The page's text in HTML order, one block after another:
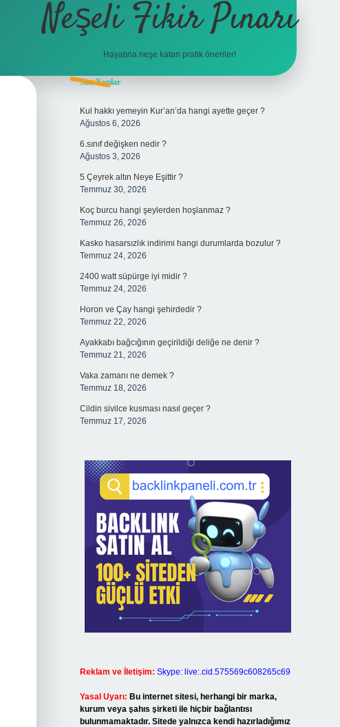
Neşeli Fikir Pınarı
Hayatına neşe katan pratik öneriler!
Sidebar
Son Yazılar
Kul hakkı yemeyin Kur’an’da hangi ayette geçer ?
Ağustos 6, 2026
6.sınıf değişken nedir ?
Ağustos 3, 2026
5 Çeyrek altın Neye Eşittir ?
Temmuz 30, 2026
Koç burcu hangi şeylerden hoşlanmaz ?
Temmuz 26, 2026
Kasko hasarsızlık indirimi hangi durumlarda bozulur ?
Temmuz 24, 2026
2400 watt süpürge iyi midir ?
Temmuz 24, 2026
Horon ve Çay hangi şehirdedir ?
Temmuz 22, 2026
Ayakkabı bağcığının geçirildiği deliğe ne denir ?
Temmuz 21, 2026
Vaka zamanı ne demek ?
Temmuz 18, 2026
Cildin sivilce kusması nasıl geçer ?
Temmuz 17, 2026
Reklam ve İletişim: Skype: live:.cid.575569c608265c69
Yasal Uyarı: Bu internet sitesi, herhangi bir marka,
kurum veya şahıs şirketi ile hiçbir bağlantısı
bulunmamaktadır. Sitede yalnızca kendi hazırladığımız